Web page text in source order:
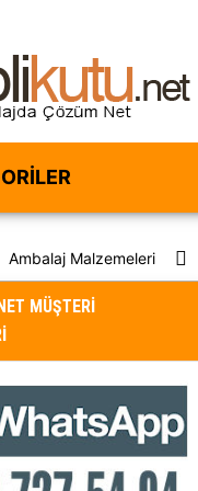
Ambalaj Malzemeleri
MÜŞTERİ